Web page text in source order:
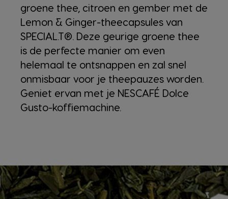
groene thee, citroen en gember met de
Lemon & Ginger-theecapsules van
SPECIAL.T®. Deze geurige groene thee
is de perfecte manier om even
helemaal te ontsnappen en zal snel
onmisbaar voor je theepauzes worden.
Geniet ervan met je NESCAFÉ Dolce
Gusto-koffiemachine.